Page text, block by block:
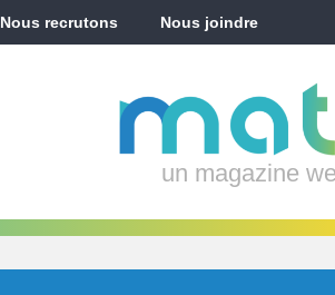
Nous recrutons Nous joindre
un magazine